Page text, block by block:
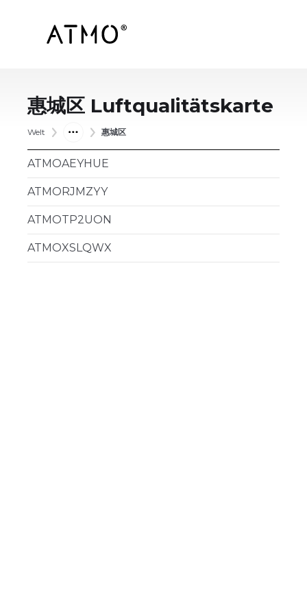
惠城区 Luftqualitätskarte
Welt 惠城区
ATMOAEYHUE
ATMORJMZYY
ATMOTP2UON
ATMOXSLQWX